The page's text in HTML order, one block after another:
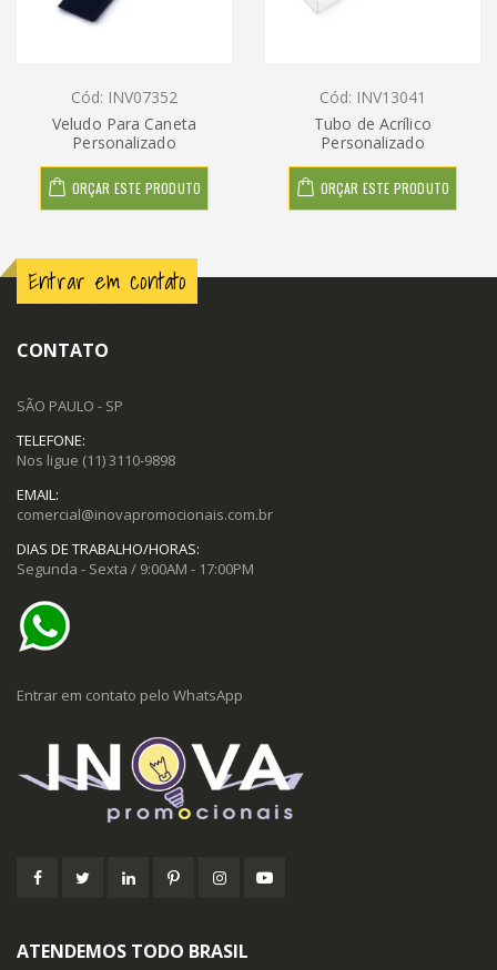
Cód: INV07352
Veludo Para Caneta
Personalizado
ORÇAR ESTE PRODUTO
Cód: INV13041
Tubo de Acrílico
Personalizado
ORÇAR ESTE PRODUTO
Entrar em contato
CONTATO
SÃO PAULO - SP
TELEFONE:
Nos ligue (11) 3110-9898
EMAIL:
comercial@inovapromocionais.com.br
DIAS DE TRABALHO/HORAS:
Segunda - Sexta / 9:00AM - 17:00PM
Entrar em contato pelo WhatsApp
ATENDEMOS TODO BRASIL